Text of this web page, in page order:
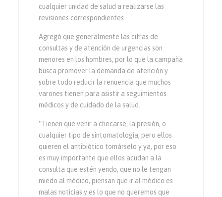
cualquier unidad de salud a realizarse las
revisiones correspondientes.
Agregó que generalmente las cifras de
consultas y de atención de urgencias son
menores en los hombres, por lo que la campaña
busca promover la demanda de atención y
sobre todo reducir la renuencia que muchos
varones tienen para asistir a seguimientos
médicos y de cuidado de la salud.
“Tienen que venir a checarse, la presión, o
cualquier tipo de sintomatología, pero ellos
quieren el antibiótico tomárselo y ya, por eso
es muy importante que ellos acudan a la
consulta que estén yendo, que no le tengan
miedo al médico, piensan que ir al médico es
malas noticias y es lo que no queremos que